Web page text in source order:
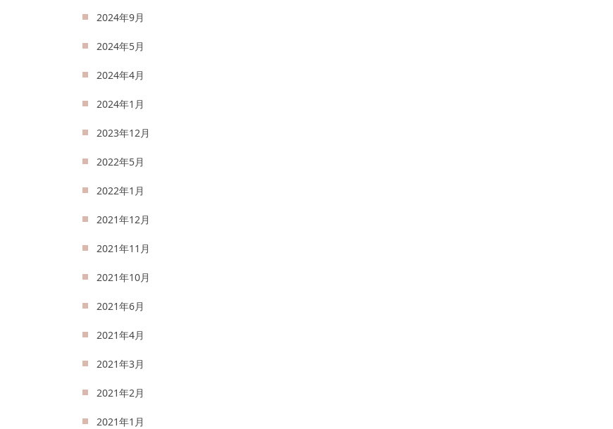
2024年9月
2024年5月
2024年4月
2024年1月
2023年12月
2022年5月
2022年1月
2021年12月
2021年11月
2021年10月
2021年6月
2021年4月
2021年3月
2021年2月
2021年1月